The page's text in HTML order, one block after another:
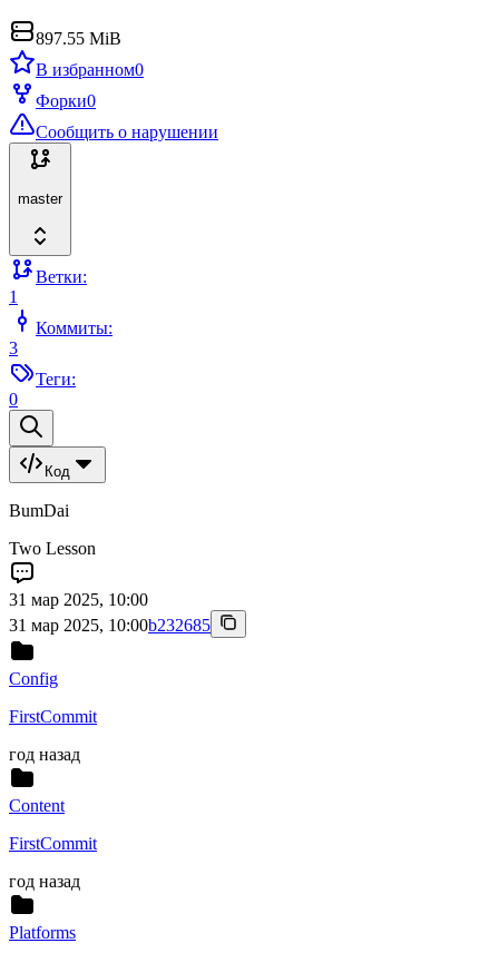
897.55 MiB
В избранном0
Форки0
Сообщить о нарушении
master
Ветки:
1
Коммиты:
3
Теги:
0
Код
BumDai
Two Lesson
31 мар 2025, 10:00
31 мар 2025, 10:00b232685
Config
FirstCommit
год назад
Content
FirstCommit
год назад
Platforms